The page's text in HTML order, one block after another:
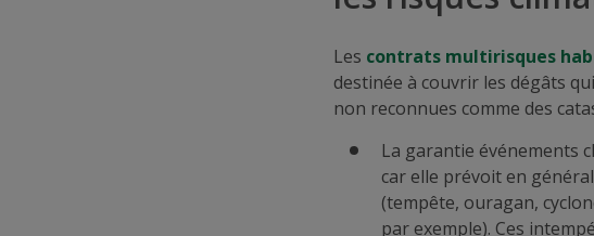
Les contrats multirisques
destinée à couvrir les dégâts
non reconnues comme des
La garantie événements
car elle prévoit en
(tempête, ouragan,
par exemple). Ces